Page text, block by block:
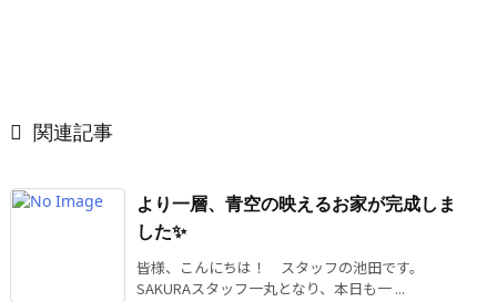
 関連記事
より一層、青空の映えるお家が完成しま
した✨
皆様、こんにちは！ スタッフの池田です。
SAKURAスタッフ一丸となり、本日も一 ...